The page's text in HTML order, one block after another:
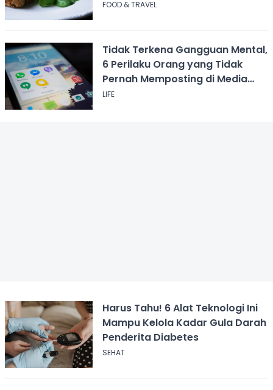
FOOD & TRAVEL
Tidak Terkena Gangguan Mental,
6 Perilaku Orang yang Tidak
Pernah Memposting di Media
Sosial
LIFE
Harus Tahu! 6 Alat Teknologi Ini
Mampu Kelola Kadar Gula Darah
Penderita Diabetes
SEHAT